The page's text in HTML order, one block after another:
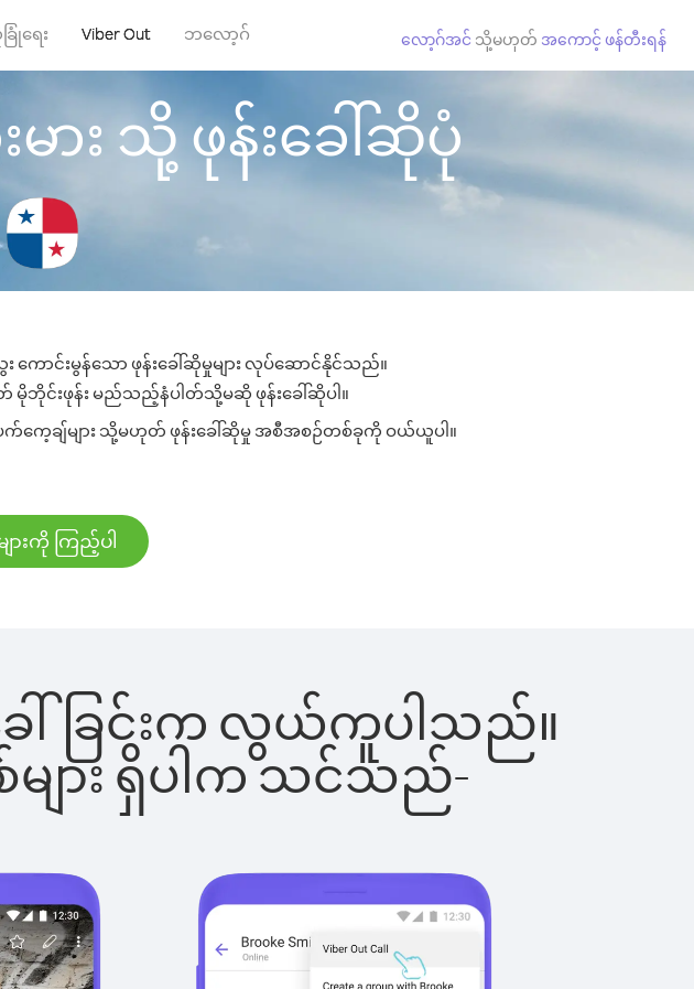
ြုံရေး Viber Out ဘလော့ဂ် လော့ဂ်အင် သို့မဟုတ် အကောင့် ဖန်တီးရန်
မား သို့ ဖုန်းခေါ်ဆိုပုံ
ကောင်းမွန်သော ဖုန်းခေါ်ဆိုမှုများ လုပ်ဆောင်နိုင်သည်။
တ် မိုဘိုင်းဖုန်း မည်သည့်နံပါတ်သို့မဆို ဖုန်းခေါ်ဆိုပါ။
က်ကေ့ချ်များ သို့မဟုတ် ဖုန်းခေါ်ဆိုမှု အစီအစဉ်တစ်ခုကို ဝယ်ယူပါ။
ားကို ကြည့်ပါ
းခေါ်ခြင်းက လွယ်ကူပါသည်။
ျား ရှိပါက သင်သည်-